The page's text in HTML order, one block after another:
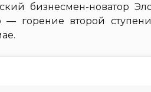
бизнесмен-новатор
— горение второй